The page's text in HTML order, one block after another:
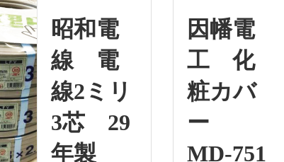
昭和電
線 電
線2ミリ
3芯 29
年製
因幡電
工 化
粧カバ
ー
MD-751